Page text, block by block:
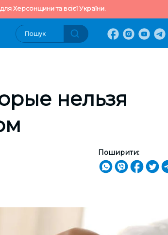
Херсонщини та всієї України.
нельзя
Поширити: